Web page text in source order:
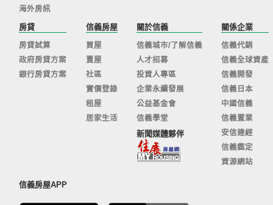
海外房訊
房貸
房貸試算
政府房貸方案
銀行房貸方案
信義房屋
買屋
賣屋
社區
實價登錄
租屋
居家生活
關於信義
信義城市/了解信義
人才招募
投資人專區
企業永續發展
公益基金會
信義學堂
新聞媒體夥伴
關係企業
信義代銷
信義全球資產
信義開發
信義日本
中國信義
信義置業
安信建經
信義鑑定
資源網站
信義房屋APP